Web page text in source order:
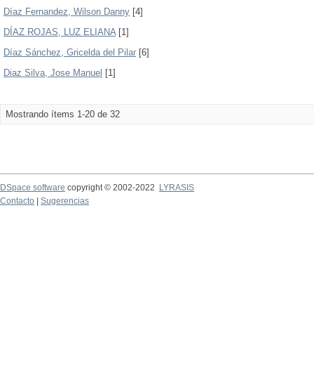
Díaz Fernandez, Wilson Danny [4]
DÍAZ ROJAS, LUZ ELIANA[1]
Díaz Sánchez, Gricelda del Pilar [6]
Diaz Silva, Jose Manuel [1]
Mostrando ítems 1-20 de 32
DSpace software copyright © 2002-2022
LYRASIS
Contacto
Sugerencias